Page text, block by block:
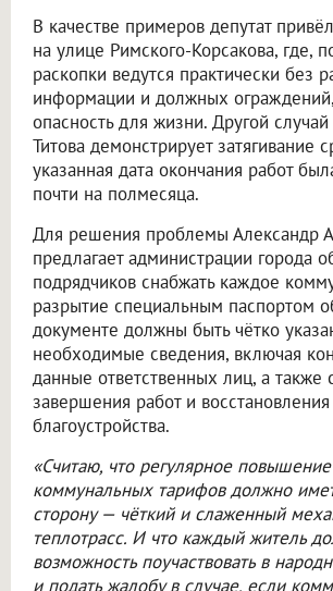
В качестве примеров депутат
на улице Римского-Корсакова, где,
раскопки ведутся практически без
информации и должных ограждений,
опасность для жизни. Другой
Титова демонстрирует затягивание
указанная дата окончания работ
почти на полмесяца.
Для решения проблемы Александр
предлагает администрации города
подрядчиков снабжать каждое
разрытие специальным паспортом
документе должны быть чётко
необходимые сведения, включая
данные ответственных лиц, а также
завершения работ и восстановления
благоустройства.
«Считаю, что регулярное повышение
коммунальных тарифов должно
сторону — чёткий и слаженный
теплотрасс. И что каждый житель
возможность поучаствовать в
и подать жалобу в случае, если